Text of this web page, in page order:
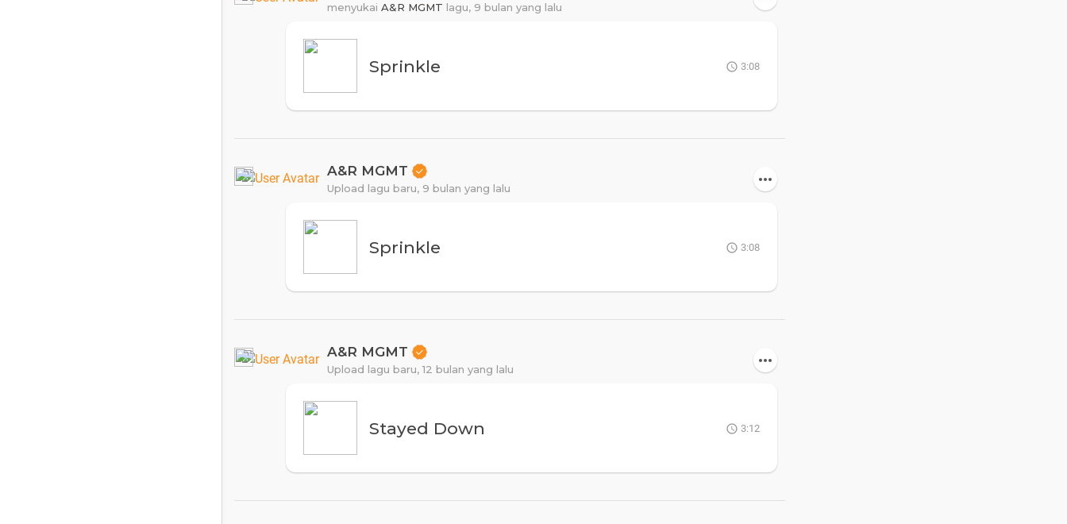
menyukai A&R MGMT lagu, 9 bulan yang lalu
Sprinkle 3:08
A&R MGMT
Upload lagu baru, 9 bulan yang lalu
Sprinkle 3:08
A&R MGMT
Upload lagu baru,12 bulan yang lalu
Stayed Down 3:12